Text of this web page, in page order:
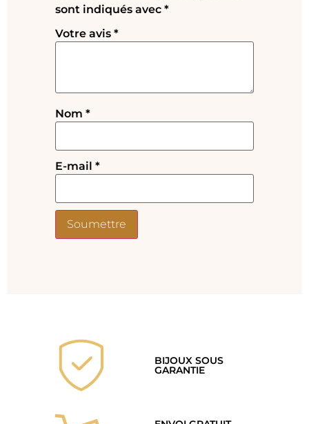
sont indiqués avec *
Votre avis *
Nom *
E-mail *
BIJOUX SOUS
GARANTIE